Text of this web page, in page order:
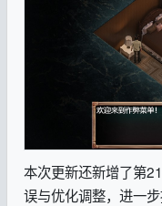
本次更新还新增了第
误与优化调整，进一步